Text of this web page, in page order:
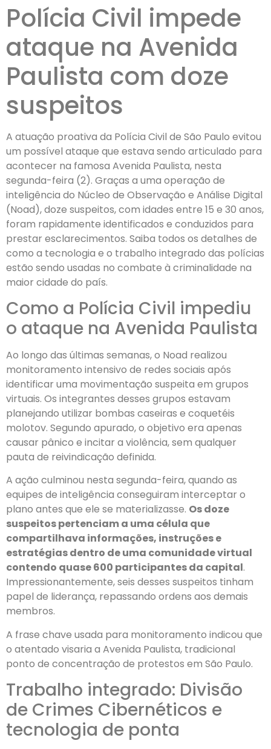
Polícia Civil impede
ataque na Avenida
Paulista com doze
suspeitos
A atuação proativa da Polícia Civil de São Paulo evitou
um possível ataque que estava sendo articulado para
acontecer na famosa Avenida Paulista, nesta
segunda-feira (2). Graças a uma operação de
inteligência do Núcleo de Observação e Análise Digital
(Noad), doze suspeitos, com idades entre 15 e 30 anos,
foram rapidamente identificados e conduzidos para
prestar esclarecimentos. Saiba todos os detalhes de
como a tecnologia e o trabalho integrado das polícias
estão sendo usadas no combate à criminalidade na
maior cidade do país.
Como a Polícia Civil impediu
o ataque na Avenida Paulista
Ao longo das últimas semanas, o Noad realizou
monitoramento intensivo de redes sociais após
identificar uma movimentação suspeita em grupos
virtuais. Os integrantes desses grupos estavam
planejando utilizar bombas caseiras e coquetéis
molotov. Segundo apurado, o objetivo era apenas
causar pânico e incitar a violência, sem qualquer
pauta de reivindicação definida.
A ação culminou nesta segunda-feira, quando as
equipes de inteligência conseguiram interceptar o
plano antes que ele se materializasse. Os doze
suspeitos pertenciam a uma célula que
compartilhava informações, instruções e
estratégias dentro de uma comunidade virtual
contendo quase 600 participantes da capital.
Impressionantemente, seis desses suspeitos tinham
papel de liderança, repassando ordens aos demais
membros.
A frase chave usada para monitoramento indicou que
o atentado visaria a Avenida Paulista, tradicional
ponto de concentração de protestos em São Paulo.
Trabalho integrado: Divisão
de Crimes Cibernéticos e
tecnologia de ponta